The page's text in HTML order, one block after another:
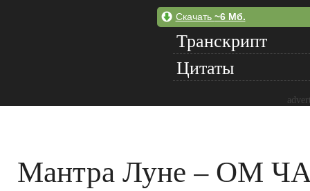
Скачать ~6 Мб.
Транскрипт
Цитаты
Мантра Луне – ОМ